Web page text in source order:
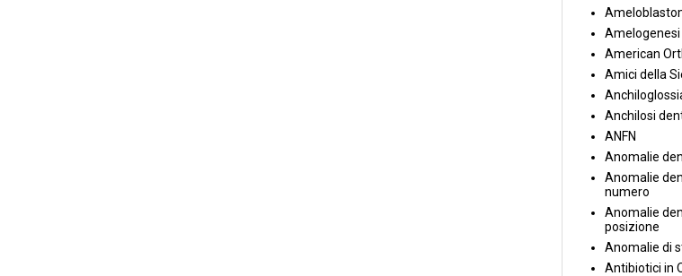
American
Amici della
Anchilosi
ANFN
Anomalie
Anomalie
numero
Anomalie
posizione
Anomalie di
Antibiotici in